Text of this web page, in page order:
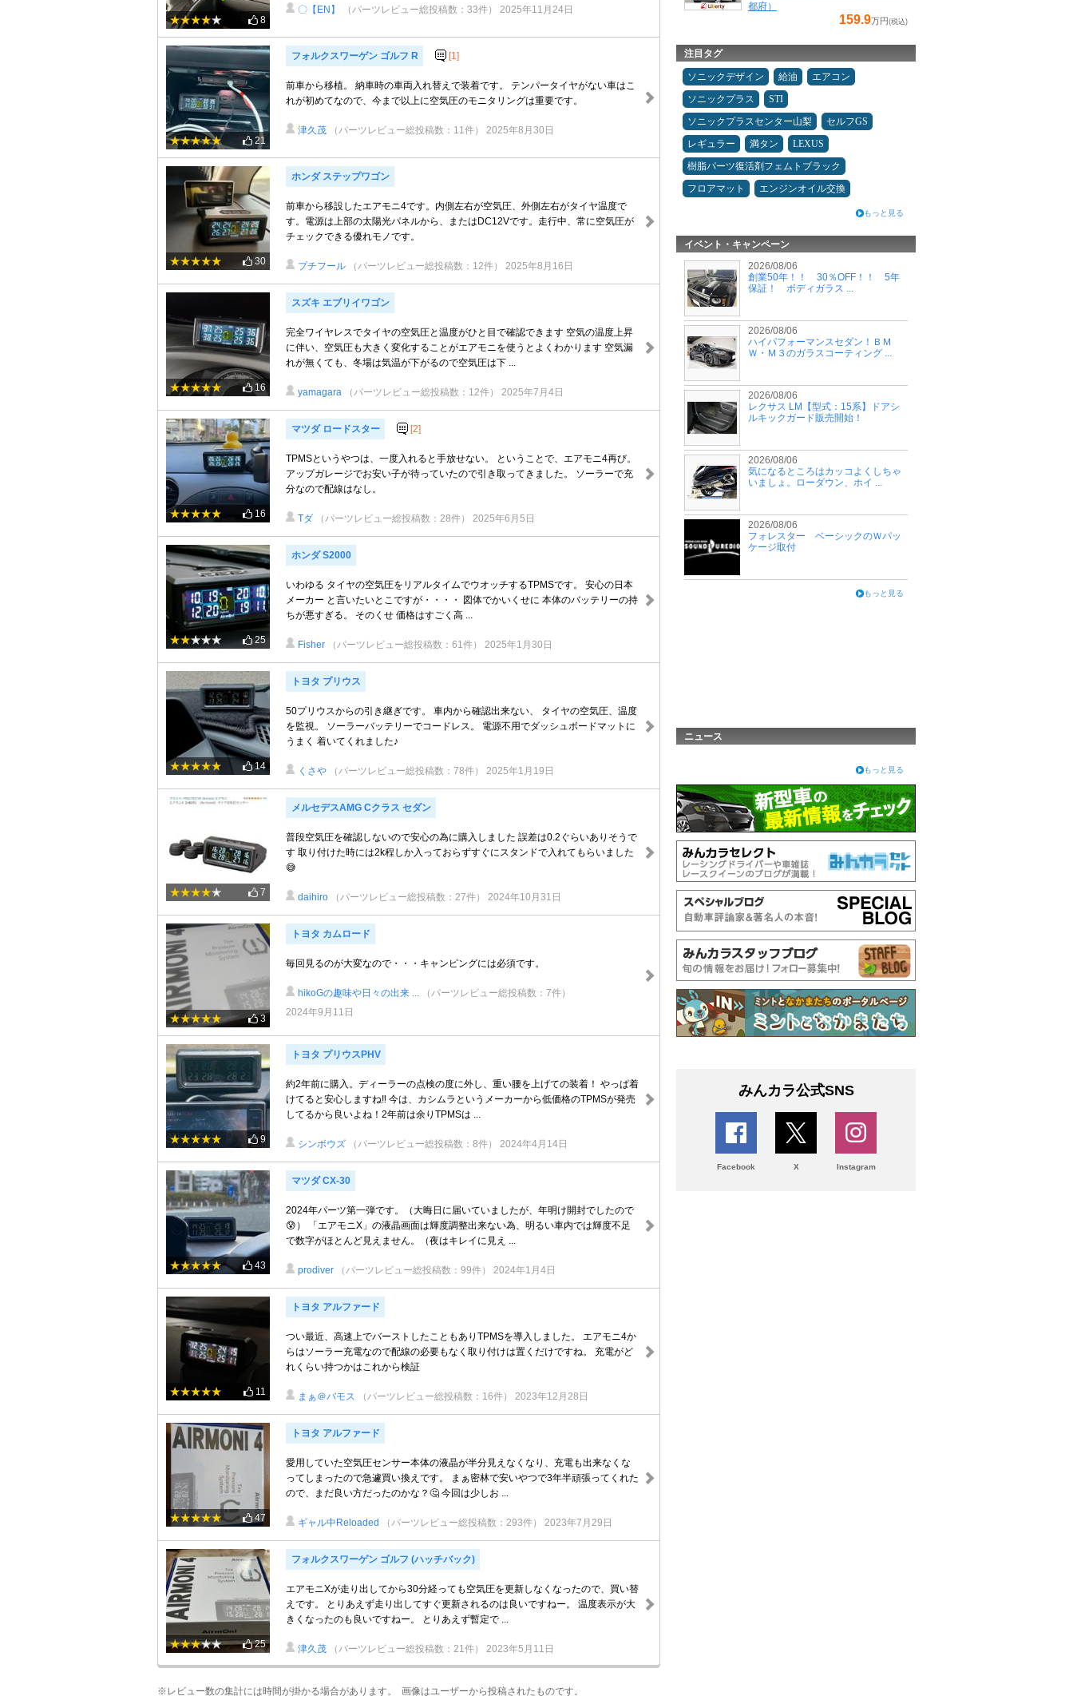
8
〇【EN】 （パーツレビュー総投稿数：33件） 2025年11月24日
21
フォルクスワーゲン ゴルフ R [1]
前車から移植。 納車時の車両入れ替えで装着です。 テンパータイヤがない車はこ
れが初めてなので、今まで以上に空気圧のモニタリングは重要です。
津久茂 （パーツレビュー総投稿数：11件） 2025年8月30日
30
ホンダ ステップワゴン
前車から移設したエアモニ4です。内側左右が空気圧、外側左右がタイヤ温度で
す。電源は上部の太陽光パネルから、またはDC12Vです。走行中、常に空気圧が
チェックできる優れモノです。
プチフール （パーツレビュー総投稿数：12件） 2025年8月16日
16
スズキ エブリイワゴン
完全ワイヤレスでタイヤの空気圧と温度がひと目で確認できます 空気の温度上昇
に伴い、空気圧も大きく変化することがエアモニを使うとよくわかります 空気漏
れが無くても、冬場は気温が下がるので空気圧は下 ...
yamagara （パーツレビュー総投稿数：12件） 2025年7月4日
16
マツダ ロードスター [2]
TPMSというやつは、一度入れると手放せない。 ということで、エアモニ4再び。
アップガレージでお安い子が待っていたので引き取ってきました。 ソーラーで充
分なので配線はなし。
Tダ （パーツレビュー総投稿数：28件） 2025年6月5日
25
ホンダ S2000
いわゆる タイヤの空気圧をリアルタイムでウオッチするTPMSです。 安心の日本
メーカー と言いたいとこですが・・・・ 図体でかいくせに 本体のバッテリーの持
ちが悪すぎる。 そのくせ 価格はすごく高 ...
Fisher （パーツレビュー総投稿数：61件） 2025年1月30日
14
トヨタ プリウス
50プリウスからの引き継ぎです。 車内から確認出来ない、 タイヤの空気圧、温度
を監視。 ソーラーバッテリーでコードレス。 電源不用でダッシュボードマットに
うまく 着いてくれました♪
くさや （パーツレビュー総投稿数：78件） 2025年1月19日
7
メルセデスAMG Cクラス セダン
普段空気圧を確認しないので安心の為に購入しました 誤差は0.2ぐらいありそうで
す 取り付けた時には2k程しか入っておらずすぐにスタンドで入れてもらいました
😅
daihiro （パーツレビュー総投稿数：27件） 2024年10月31日
3
トヨタ カムロード
毎回見るのが大変なので・・・キャンピングには必須です。
hikoGの趣味や日々の出来 ...
（パーツレビュー総投稿数：7件）
2024年9月11日
9
トヨタ プリウスPHV
約2年前に購入。ディーラーの点検の度に外し、重い腰を上げての装着！ やっぱ着
けてると安心しますね‼︎ 今は、カシムラというメーカーから低価格のTPMSが発売
してるから良いよね！2年前は余りTPMSは ...
シンボウズ （パーツレビュー総投稿数：8件） 2024年4月14日
43
マツダ CX-30
2024年パーツ第一弾です。（大晦日に届いていましたが、年明け開封でしたので
😰） 「エアモニX」の液晶画面は輝度調整出来ない為、明るい車内では輝度不足
で数字がほとんど見えません。（夜はキレイに見え ...
prodiver （パーツレビュー総投稿数：99件） 2024年1月4日
11
トヨタ アルファード
つい最近、高速上でバーストしたこともありTPMSを導入しました。 エアモニ4か
らはソーラー充電なので配線の必要もなく取り付けは置くだけですね。 充電がど
れくらい持つかはこれから検証
まぁ＠バモス （パーツレビュー総投稿数：16件） 2023年12月28日
47
トヨタ アルファード
愛用していた空気圧センサー本体の液晶が半分見えなくなり、充電も出来なくな
ってしまったので急遽買い換えです。 まぁ密林で安いやつで3年半頑張ってくれた
ので、まだ良い方だったのかな？🤔 今回は少しお ...
ギャル中Reloaded （パーツレビュー総投稿数：293件） 2023年7月29日
25
フォルクスワーゲン ゴルフ (ハッチバック)
エアモニXが走り出してから30分経っても空気圧を更新しなくなったので、買い替
えです。 とりあえず走り出してすぐ更新されるのは良いですねー。 温度表示が大
きくなったのも良いですねー。 とりあえず暫定で ...
津久茂 （パーツレビュー総投稿数：21件） 2023年5月11日
※レビュー数の集計には時間が掛かる場合があります。 画像はユーザーから投稿されたものです。
都府）
159.9万円(税込)
注目タグ
ソニックデザイン 給油
エアコン
ソニックプラス
STI
ソニックプラスセンター山梨
セルフGS
レギュラー
満タン
LEXUS
樹脂パーツ復活剤フェムトブラック
フロアマット
エンジンオイル交換
もっと見る
イベント・キャンペーン
2026/08/06
創業50年！！ 30％OFF！！ 5年
保証！ ボディガラス ...
2026/08/06
ハイパフォーマンスセダン！ＢＭ
Ｗ・Ｍ３のガラスコーティング ...
2026/08/06
レクサス LM【型式：15系】ドアシ
ルキックガード販売開始！
2026/08/06
気になるところはカッコよくしちゃ
いましょ。ローダウン、ホイ ...
2026/08/06
フォレスター ベーシックのＷパッ
ケージ取付
もっと見る
ニュース
もっと見る
みんカラ公式SNS
Facebook X Instagram